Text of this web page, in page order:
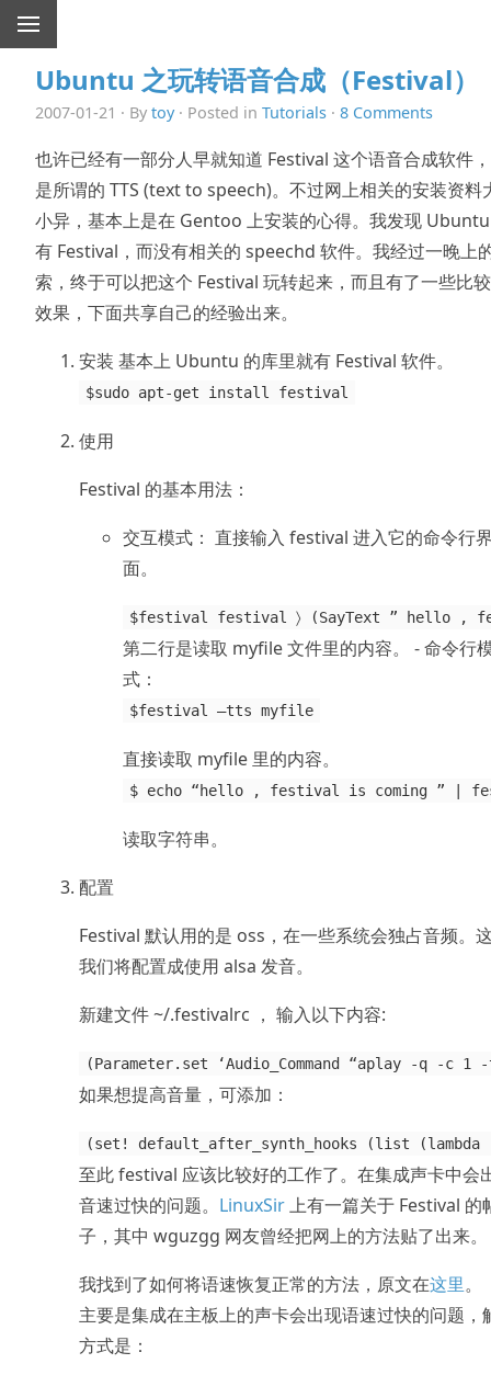
Ubuntu 之玩转语音合成（Festival）
2007-01-21 · By toy· Posted in Tutorials · 8 Comments
也许已经有一部分人早就知道 Festival 这个语音合成软件
是所谓的 TTS (text to speech)。不过网上相关的安装资料
小异，基本上是在 Gentoo 上安装的心得。我发现
有 Festival，而没有相关的 speechd 软件。我经过一晚上
索，终于可以把这个 Festival 玩转起来，而且有了一些比
效果，下面共享自己的经验出来。
安装 基本上 Ubuntu 的库里就有 Festival 软件。
$sudo apt-get install festival
使用
Festival 的基本用法：
交互模式： 直接输入 festival 进入它的命令行
面。
$festival festival 〉 (SayText ” hello ,
第二行是读取 myfile 文件里的内容。 - 命令行
式：
$festival –tts myfile
直接读取 myfile 里的内容。
$ echo “hello , festival is coming ” |
读取字符串。
配置
Festival 默认用的是 oss，在一些系统会独占音频。
我们将配置成使用 alsa 发音。
新建文件 ~/.festivalrc ， 输入以下内容:
(Parameter.set ‘Audio_Command “aplay -q -c 1
如果想提高音量，可添加：
(set! default_after_synth_hooks (list
至此 festival 应该比较好的工作了。在集成声卡中会
音速过快的问题。 LinuxSir上有一篇关于 Festival 的
子，其中 wguzgg 网友曾经把网上的方法贴了出来。
我找到了如何将语速恢复正常的方法，原文在这里。
主要是集成在主板上的声卡会出现语速过快的问题，
方式是：